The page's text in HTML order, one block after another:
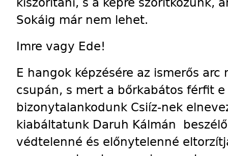
Sokáig már nem lehet.
Imre vagy Ede!
E hangok képzésére az ismerős
csupán, s mert a bőrkabátos férfit
bizonytalankodunk Csiíz-nek
kiabáltatunk Daruh Kálmán
védtelenné és előnytelenné